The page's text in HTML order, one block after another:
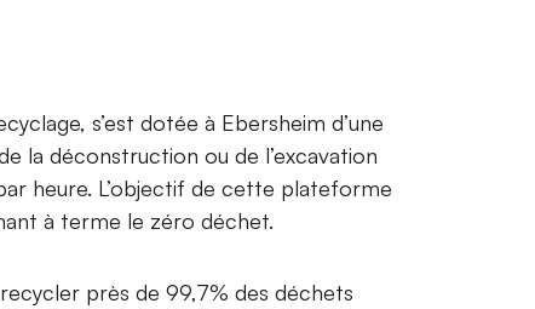
s’est dotée à Ebersheim d’une
la déconstruction ou de l’excavation
heure. L’objectif de cette plateforme
à terme le zéro déchet.
près de 99,7% des déchets